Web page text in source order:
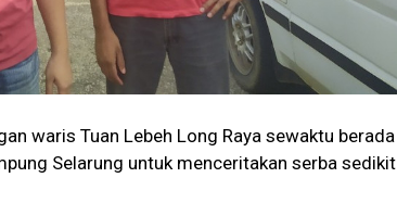
waris Tuan Lebeh Long Raya sewaktu berada
Selarung untuk menceritakan serba sedikit